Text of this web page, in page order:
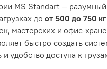
MS Standart —
доот 500 до 750
мастерских и офис-
быстро создать
и удобство доступа к